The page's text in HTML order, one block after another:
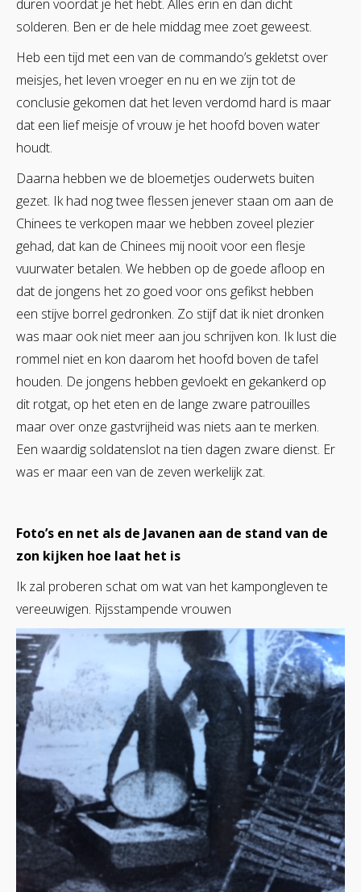
duren voordat je het hebt. Alles erin en dan dicht
solderen. Ben er de hele middag mee zoet geweest.
Heb een tijd met een van de commando’s gekletst over
meisjes, het leven vroeger en nu en we zijn tot de
conclusie gekomen dat het leven verdomd hard is maar
dat een lief meisje of vrouw je het hoofd boven water
houdt.
Daarna hebben we de bloemetjes ouderwets buiten
gezet. Ik had nog twee flessen jenever staan om aan de
Chinees te verkopen maar we hebben zoveel plezier
gehad, dat kan de Chinees mij nooit voor een flesje
vuurwater betalen. We hebben op de goede afloop en
dat de jongens het zo goed voor ons gefikst hebben
een stijve borrel gedronken. Zo stijf dat ik niet dronken
was maar ook niet meer aan jou schrijven kon. Ik lust die
rommel niet en kon daarom het hoofd boven de tafel
houden. De jongens hebben gevloekt en gekankerd op
dit rotgat, op het eten en de lange zware patrouilles
maar over onze gastvrijheid was niets aan te merken.
Een waardig soldatenslot na tien dagen zware dienst. Er
was er maar een van de zeven werkelijk zat.
Foto’s en net als de Javanen aan de stand van de
zon kijken hoe laat het is
Ik zal proberen schat om wat van het kampongleven te
vereeuwigen. Rijsstampende vrouwen